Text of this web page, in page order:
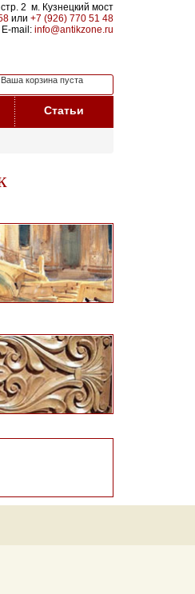
2 м. Кузнецкий мост
или +7 (926) 770 51 48
E-mail: info@antikzone.ru
Ваша корзина пуста
Статьи